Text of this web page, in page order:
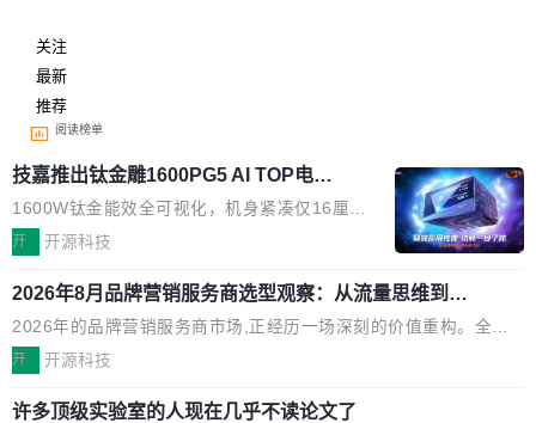
关注
最新
推荐
阅读榜单
技嘉推出钛金雕1600PG5 AI TOP电
源：为发烧级主机与本地AI算力打造旗
舰供电方案
1600W钛金能效全可视化，机身紧凑仅16厘米
继2026台北电脑展首度亮相后，技嘉科技近日正
电源专为发烧级DIY主机与本地AI算力平台打
造，整机长度仅16厘米，提供1600W额定功率
与80PLUS钛金能效；支持ATX 3.1与PCIe 5.1
实时LCD监控屏，可充分满足当下高阶PC主机
开 开源科技
2026年8月品牌营销服务商选型观察：从流量思维到品
牌资产思维的范式转移
2026年的品牌营销服务商市场,正经历一场深刻的价值重构。全球
全案品牌代理机构市场从2025年的83.1亿美元增长至2026年的86.
字广告与公共关系相关服务市场更是从2025年的8463亿美元扩张
开 开源科技
许多顶级实验室的人现在几乎不读论文了